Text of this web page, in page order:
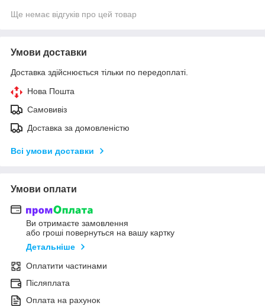
Ще немає відгуків про цей товар
Умови доставки
Доставка здійснюється тільки по передоплаті.
Нова Пошта
Самовивіз
Доставка за домовленістю
Всі умови доставки
Умови оплати
Ви отримаєте замовлення
або гроші повернуться на вашу картку
Детальніше
Оплатити частинами
Післяплата
Оплата на рахунок